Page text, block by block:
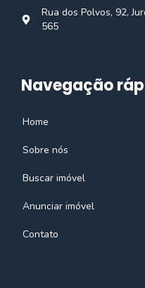
Rua dos Polvos, 92,
565
Navegação
Home
Sobre nós
Buscar imóvel
Anunciar imóvel
Contato